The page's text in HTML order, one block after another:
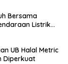
Bersama
Listrik
UB Halal Metric
Diperkuat